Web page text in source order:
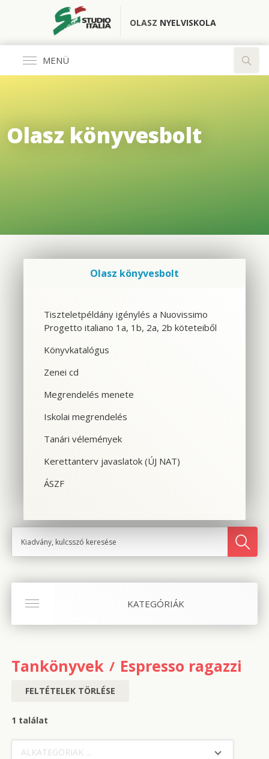
OLASZ NYELVISKOLA
MENÜ
CSOPORTOS NYELVTANFOLYAM
SPANYOL TANFOLYAM OLASZOSOKNAK
CILS NYELVVIZSGA
SZINTFELMÉRÉS
Olasz könyvesbolt
KATEGÓRIÁK
Tankönyvek Espresso ragazzi 2
FELTÉTELEK TÖRLÉSE
1 találat
ALKATEGÓRIÁK ...
Olasz könyvesbolt
Tiszteletpéldány igénylés a Nuovissimo
Progetto italiano 1a, 1b, 2a, 2b köteteiből
Könyvkatalógus
Zenei cd
Megrendelés menete
Iskolai megrendelés
Tanári vélemények
Kerettanterv javaslatok (ÚJ NAT)
ÁSZF